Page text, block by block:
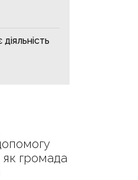
як громада